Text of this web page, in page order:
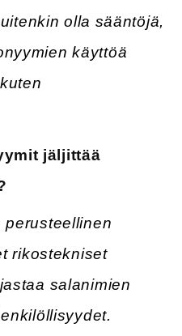
olla sääntöjä,
käyttöä
jäljittää
rikostekniset
salanimien